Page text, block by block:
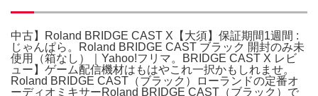
中古】Roland BRIDGE CAST X【大須】保証期間1週間 :
じゃんぱら。Roland BRIDGE CAST ブラック 開封のみ未
使用（箱なし）｜Yahoo!フリマ。BRIDGE CAST X レビ
ュー】ゲーム配信機材はもはやこれ一択かもしれませ。
Roland BRIDGE CAST（ブラック）ローランドの定番オ
ーディオミキサーRoland BRIDGE CAST（ブラック）で